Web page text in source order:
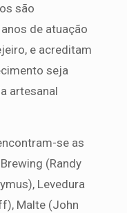
são
de atuação
e acreditam
seja
artesanal
se as
(Randy
Levedura
Malte (John